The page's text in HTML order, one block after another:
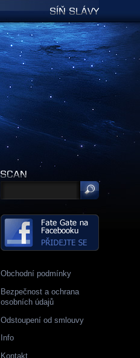
Obchodní podmínky
Bezpečnost a ochrana
osobních údajů
Odstoupení od smlouvy
Info
Kontakt
Síň slávy